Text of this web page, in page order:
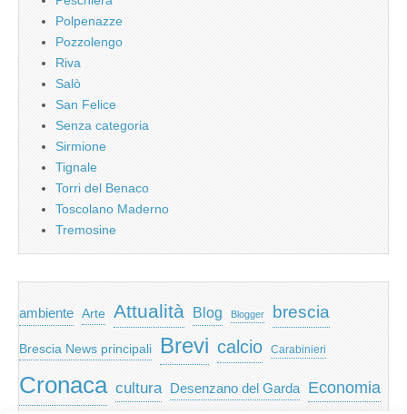
Polpenazze
Pozzolengo
Riva
Salò
San Felice
Senza categoria
Sirmione
Tignale
Torri del Benaco
Toscolano Maderno
Tremosine
ambiente Arte Attualità Blog Blogger brescia
Brescia News principali Brevi calcio Carabinieri
Cronaca cultura Desenzano del Garda Economia